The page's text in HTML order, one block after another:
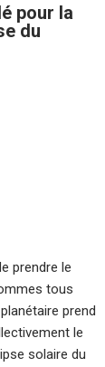
pour la
du
prendre le
tous
prend
le
solaire du